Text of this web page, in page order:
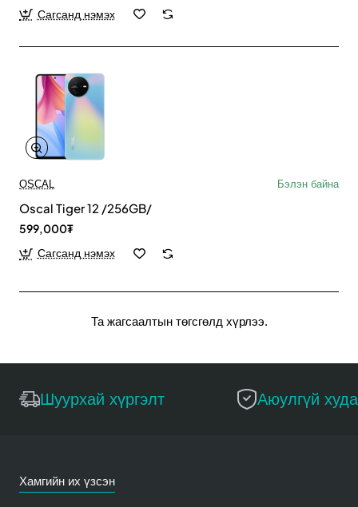
Сагсанд нэмэх
OSCAL Бэлэн байна
Oscal Tiger 12 /256GB/
599,000₮
Сагсанд нэмэх
Та жагсаалтын төгсгөлд хүрлээ.
Шуурхай хүргэлт Аюулгүй
Хамгийн их үзсэн